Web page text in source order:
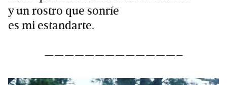
y un rostro que sonríe
es mi estandarte.
—————————————–